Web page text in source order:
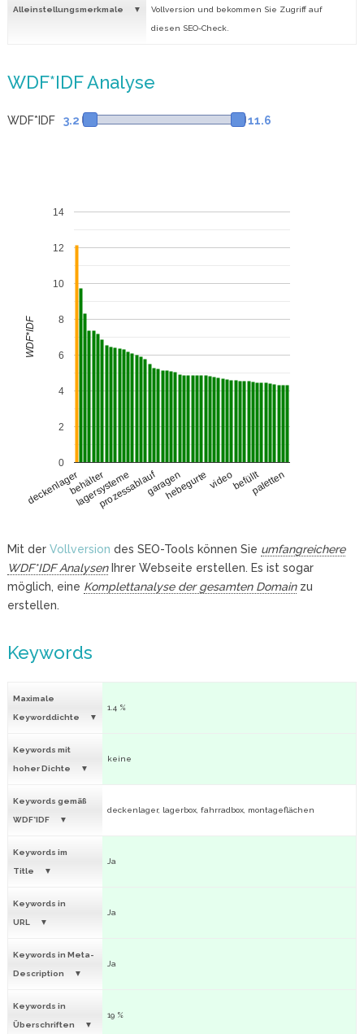
Alleinstellungsmerkmale Vollversion und bekommen Sie Zugriff auf
diesen SEO-Check.
WDF*IDF Analyse
WDF*IDF 3.2 11.6
deckenlagerbehälter
lagersysteme
prozessablaufgaragenhebegurtevideobefülltpaletten
0
2
4
6
8
10
12
14
WDF*IDF
Mit der Vollversion des SEO-Tools können Sie umfangreichere
WDF*IDF AnalysenIhrer Webseite erstellen. Es ist sogar
möglich, eine Komplettanalyse der gesamten Domainzu
erstellen.
Keywords
Maximale
Keyworddichte
1.4 %
Keywords mit
hoher Dichte
keine
Keywords gemäß
WDF*IDF
deckenlager, lagerbox, fahrradbox, montageflächen
Keywords im
Title
Ja
Keywords in
URL
Ja
Keywords in Meta-
Description
Ja
Keywords in
Überschriften
19 %